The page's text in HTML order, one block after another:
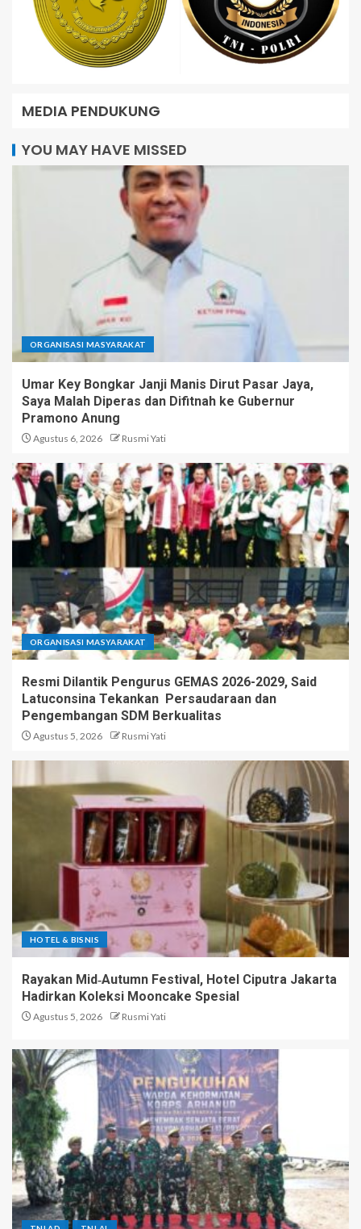
MEDIA PENDUKUNG
YOU MAY HAVE MISSED
ORGANISASI MASYARAKAT
Umar Key Bongkar Janji Manis Dirut Pasar Jaya,
Saya Malah Diperas dan Difitnah ke Gubernur
Pramono Anung
Agustus 6, 2026 Rusmi Yati
ORGANISASI MASYARAKAT
Resmi Dilantik Pengurus GEMAS 2026-2029, Said
Latuconsina Tekankan Persaudaraan dan
Pengembangan SDM Berkualitas
Agustus 5, 2026 Rusmi Yati
HOTEL & BISNIS
Rayakan Mid‑Autumn Festival, Hotel Ciputra Jakarta
Hadirkan Koleksi Mooncake Spesial
Agustus 5, 2026 Rusmi Yati